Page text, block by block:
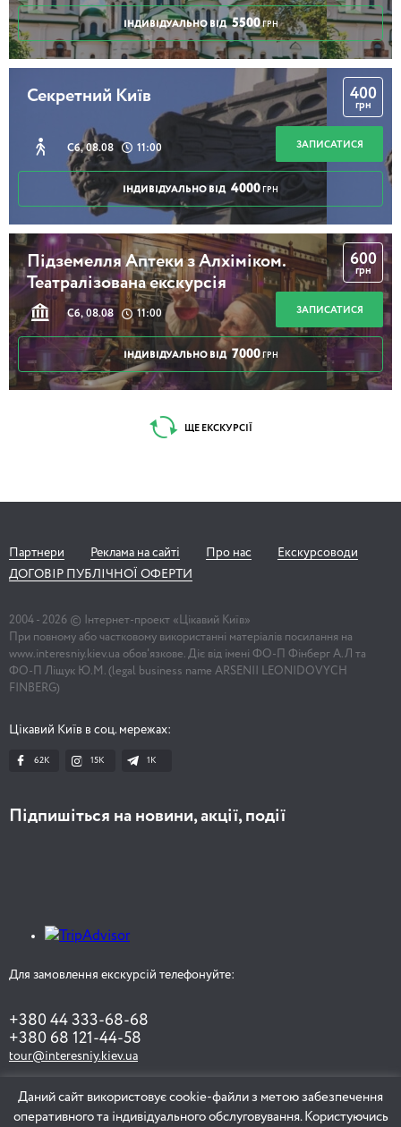
Даний сайт використовує cookie-файли з метою забезпечення
оперативного та індивідуального обслуговування. Користуючись
ІНДИВІДУАЛЬНО ВІД 5500 ГРН
Секретний Київ
Сб, 08.08 11:00
400
грн
ЗАПИСАТИСЯ
ІНДИВІДУАЛЬНО ВІД 4000 ГРН
Підземелля Аптеки з Алхіміком.
Театралізована екскурсія
Сб, 08.08 11:00
600
грн
ЗАПИСАТИСЯ
ІНДИВІДУАЛЬНО ВІД 7000 ГРН
ЩЕ ЕКСКУРСІЇ
Партнери Реклама на сайті Про нас
Екскурсоводи
ДОГОВІР ПУБЛІЧНОЇ ОФЕРТИ
2004 - 2026 © Інтернет-проект «Цікавий Київ»
При повному або частковому використанні матеріалів посилання на
www.interesniy.kiev.ua обов'язкове. Діє від імені ФО-П Фінберг А.Л та
ФО-П Ліщук Ю.М. (legal business name ARSENII LEONIDOVYCH
FINBERG)
Цікавий Київ в соц. мережах:
62K 15K 1К
Підпишіться на новини, акції, події
Для замовлення екскурсій телефонуйте:
+380 44 333-68-68
+380 68 121-44-58
tour@interesniy.kiev.ua
ЗАМОВИТИ ЕКСКУРСІЮ